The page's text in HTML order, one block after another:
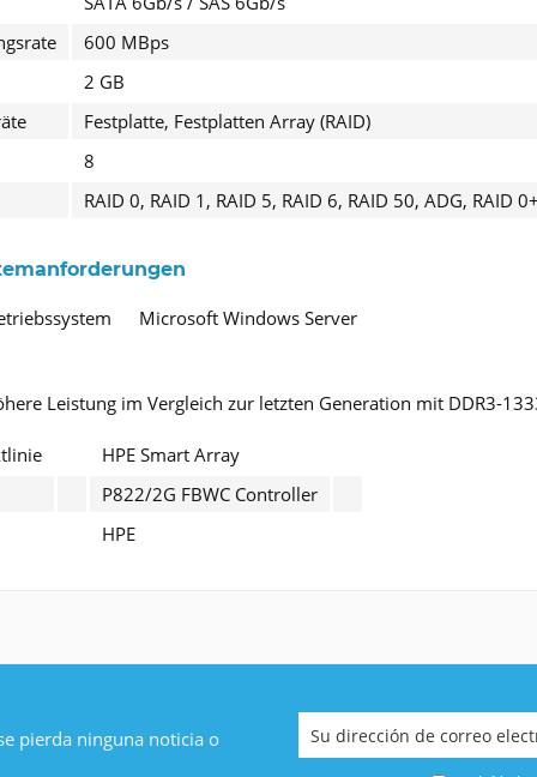
600 MBps
2 GB
Festplatte, Festplatten Array (RAID)
8
RAID 0, RAID 1, RAID 5, RAID 6, RAID 50, ADG, RAID
Microsoft Windows Server
Leistung im Vergleich zur letzten Generation mit DDR3-
HPE Smart Array
P822/2G FBWC Controller
HPE
pierda ninguna noticia o